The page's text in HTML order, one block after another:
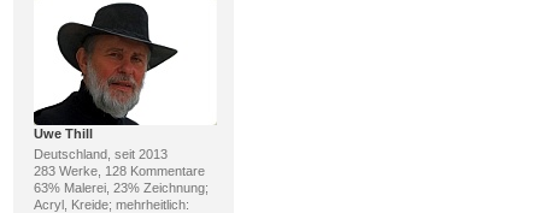
Uwe Thill
Deutschland, seit 2013
283 Werke, 128 Kommentare
63% Malerei, 23% Zeichnung;
Acryl, Kreide; mehrheitlich: